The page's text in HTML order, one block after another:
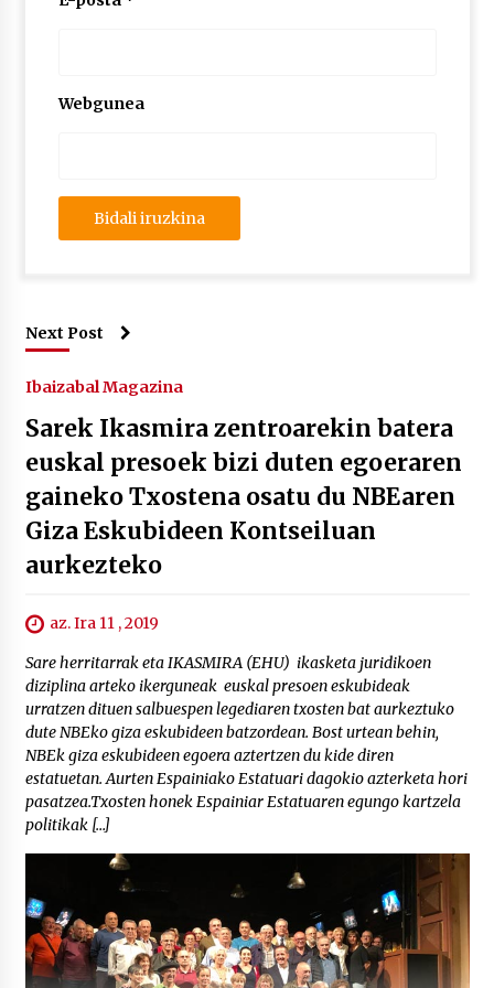
Webgunea
Next Post
Ibaizabal Magazina
Sarek Ikasmira zentroarekin batera
euskal presoek bizi duten egoeraren
gaineko Txostena osatu du NBEaren
Giza Eskubideen Kontseiluan
aurkezteko
az. Ira 11 , 2019
Sare herritarrak eta IKASMIRA (EHU) ikasketa juridikoen
diziplina arteko ikerguneak euskal presoen eskubideak
urratzen dituen salbuespen legediaren txosten bat aurkeztuko
dute NBEko giza eskubideen batzordean. Bost urtean behin,
NBEk giza eskubideen egoera aztertzen du kide diren
estatuetan. Aurten Espainiako Estatuari dagokio azterketa hori
pasatzea.Txosten honek Espainiar Estatuaren egungo kartzela
politikak […]